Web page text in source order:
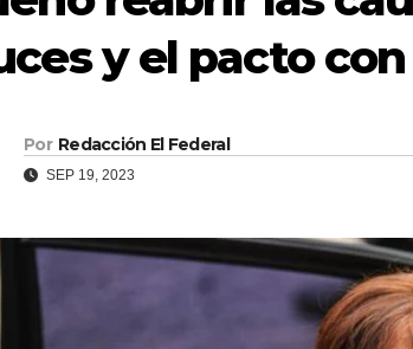
y el pacto
Por Redacción El Federal
SEP 19, 2023